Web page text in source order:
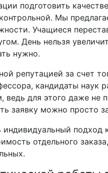
подготовить
Мы
Учащиеся
День нельзя
нужно.
репутацией за счет
кандидаты наук
ведь для этого даже не
заявку можно просто
подход
отдельного